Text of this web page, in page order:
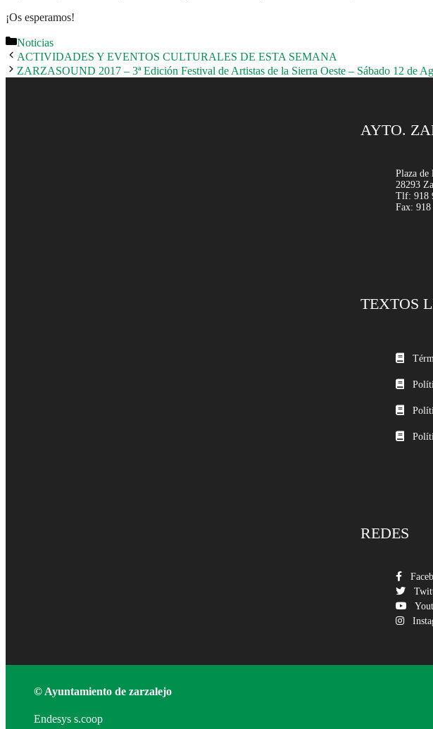
¡Os esperamos!
Categorías
Noticias
ACTIVIDADES Y EVENTOS CULTURALES DE ESTA SEMANA
ZARZASOUND 2017 – 3ª Edición Festival de Artistas de la Sierra Oeste – Sábado 12 de
AYTO.
Plaza de
28293
Tlf: 918
Fax: 918
TEXTOS
REDES
© Ayuntamiento de zarzalejo
Endesys s.coop